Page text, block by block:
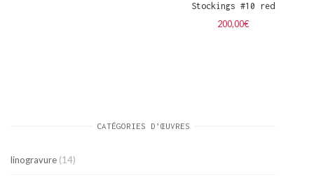
Stockings #10 red
200,00€
CATÉGORIES D’ŒUVRES
linogravure (14)